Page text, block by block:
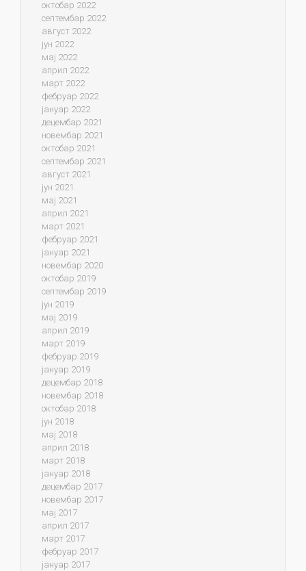
октобар 2022
септембар 2022
август 2022
јун 2022
мај 2022
април 2022
март 2022
фебруар 2022
јануар 2022
децембар 2021
новембар 2021
октобар 2021
септембар 2021
август 2021
јун 2021
мај 2021
април 2021
март 2021
фебруар 2021
јануар 2021
новембар 2020
октобар 2019
септембар 2019
јун 2019
мај 2019
април 2019
март 2019
фебруар 2019
јануар 2019
децембар 2018
новембар 2018
октобар 2018
јун 2018
мај 2018
април 2018
март 2018
јануар 2018
децембар 2017
новембар 2017
мај 2017
април 2017
март 2017
фебруар 2017
јануар 2017